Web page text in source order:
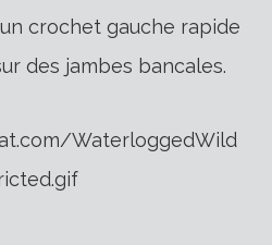
un crochet gauche rapide
des jambes bancales.
WaterloggedWild